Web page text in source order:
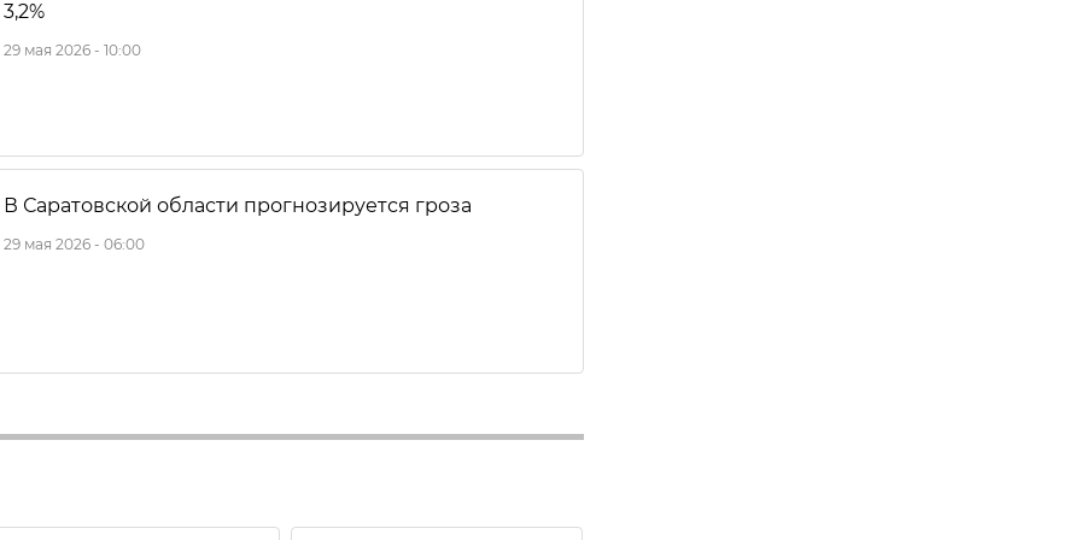
3,2%
29 мая 2026 - 10:00
В Саратовской области прогнозируется гроза
29 мая 2026 - 06:00